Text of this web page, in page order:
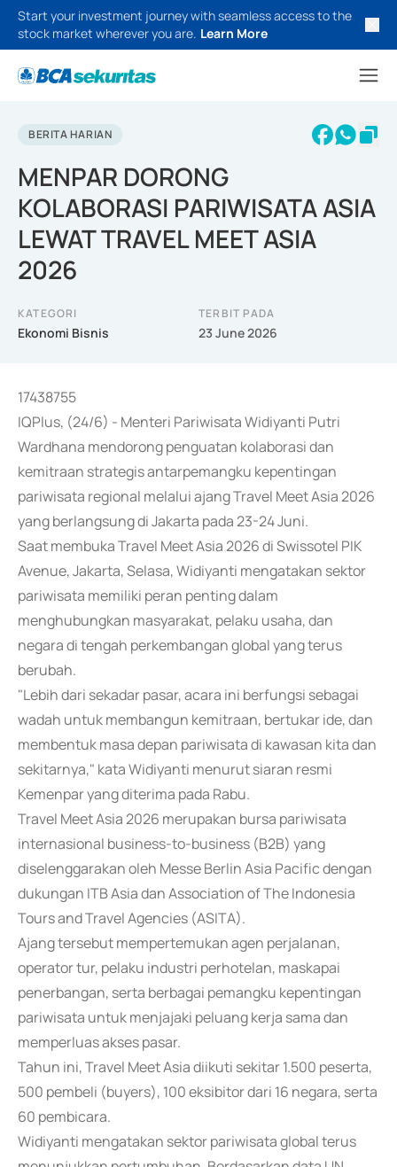
Start your investment journey with seamless access to the
stock market wherever you are. Learn More
BERITA HARIAN
MENPAR DORONG
KOLABORASI PARIWISATA ASIA
LEWAT TRAVEL MEET ASIA
2026
KATEGORI
Ekonomi Bisnis
TERBIT PADA
23 June 2026
17438755
IQPlus, (24/6) - Menteri Pariwisata Widiyanti Putri
Wardhana mendorong penguatan kolaborasi dan
kemitraan strategis antarpemangku kepentingan
pariwisata regional melalui ajang Travel Meet Asia 2026
yang berlangsung di Jakarta pada 23-24 Juni.
Saat membuka Travel Meet Asia 2026 di Swissotel PIK
Avenue, Jakarta, Selasa, Widiyanti mengatakan sektor
pariwisata memiliki peran penting dalam
menghubungkan masyarakat, pelaku usaha, dan
negara di tengah perkembangan global yang terus
berubah.
"Lebih dari sekadar pasar, acara ini berfungsi sebagai
wadah untuk membangun kemitraan, bertukar ide, dan
membentuk masa depan pariwisata di kawasan kita dan
sekitarnya," kata Widiyanti menurut siaran resmi
Kemenpar yang diterima pada Rabu.
Travel Meet Asia 2026 merupakan bursa pariwisata
internasional business-to-business (B2B) yang
diselenggarakan oleh Messe Berlin Asia Pacific dengan
dukungan ITB Asia dan Association of The Indonesia
Tours and Travel Agencies (ASITA).
Ajang tersebut mempertemukan agen perjalanan,
operator tur, pelaku industri perhotelan, maskapai
penerbangan, serta berbagai pemangku kepentingan
pariwisata untuk menjajaki peluang kerja sama dan
memperluas akses pasar.
Tahun ini, Travel Meet Asia diikuti sekitar 1.500 peserta,
500 pembeli (buyers), 100 eksibitor dari 16 negara, serta
60 pembicara.
Widiyanti mengatakan sektor pariwisata global terus